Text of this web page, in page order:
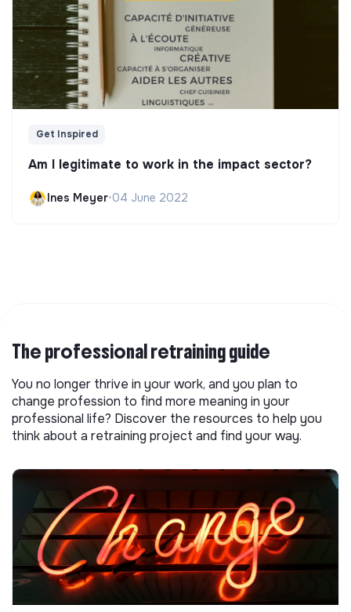
Get Inspired
Am I legitimate to work in the impact sector?
Ines Meyer•04 June 2022
The professional retraining guide
You no longer thrive in your work, and you plan to
change profession to find more meaning in your
professional life? Discover the resources to help you
think about a retraining project and find your way.